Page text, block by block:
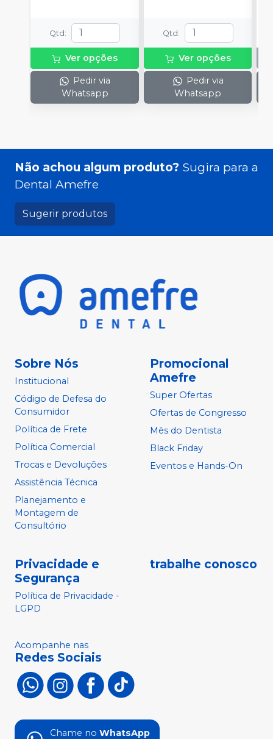
Qtd :
Ver opções
Pedir via
Whatsapp
Qtd :
Ver opções
Pedir via
Whatsapp
Não achou algum produto? Sugira para a
Dental Amefre
Sugerir produtos
Sobre Nós
Institucional
Código de Defesa do
Consumidor
Política de Frete
Política Comercial
Trocas e Devoluções
Assistência Técnica
Planejamento e
Montagem de
Consultório
Promocional
Amefre
Super Ofertas
Ofertas de Congresso
Mês do Dentista
Black Friday
Eventos e Hands-On
Privacidade e
Segurança
Política de Privacidade -
LGPD
trabalhe conosco
Acompanhe nas
Redes Sociais
Chame no WhatsApp